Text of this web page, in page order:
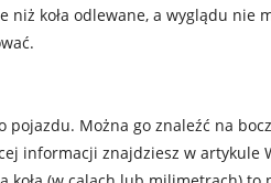
niż koła odlewane, a wyglądu nie
Można go znaleźć na
informacji znajdziesz w artykule